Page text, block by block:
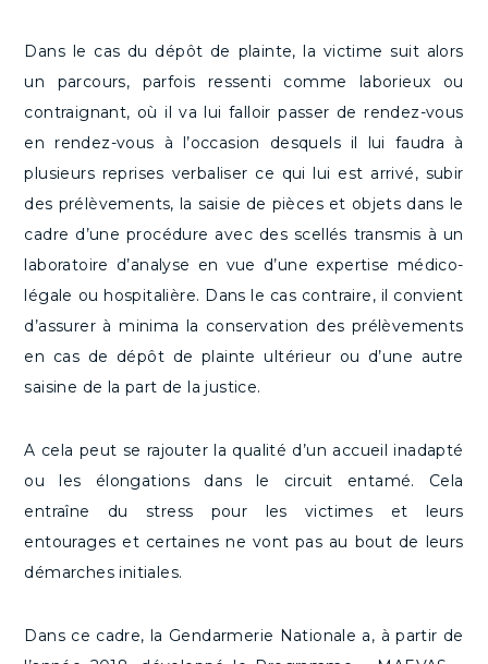
Dans le cas du dépôt de plainte, la victime suit alors
un parcours, parfois ressenti comme laborieux ou
contraignant, où il va lui falloir passer de rendez-vous
en rendez-vous à l’occasion desquels il lui faudra à
plusieurs reprises verbaliser ce qui lui est arrivé, subir
des prélèvements, la saisie de pièces et objets dans le
cadre d’une procédure avec des scellés transmis à un
laboratoire d’analyse en vue d’une expertise médico-
légale ou hospitalière. Dans le cas contraire, il convient
d’assurer à minima la conservation des prélèvements
en cas de dépôt de plainte ultérieur ou d’une autre
saisine de la part de la justice.
A cela peut se rajouter la qualité d’un accueil inadapté
ou les élongations dans le circuit entamé. Cela
entraîne du stress pour les victimes et leurs
entourages et certaines ne vont pas au bout de leurs
démarches initiales.
Dans ce cadre, la Gendarmerie Nationale a, à partir de